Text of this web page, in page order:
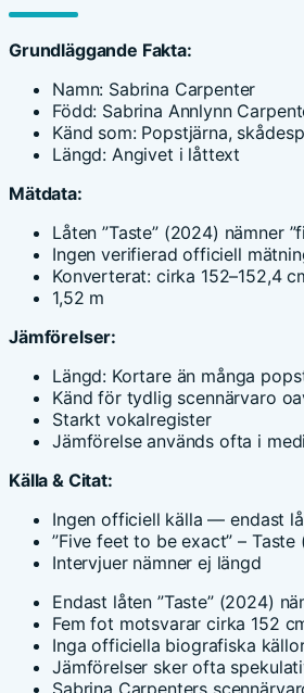
Grundläggande Fakta:
Namn: Sabrina Carpenter
Född: Sabrina Annlynn
Känd som: Popstjärna,
Längd: Angivet i låttext
Mätdata:
Låten ”Taste” (2024) nämner
Ingen verifierad officiell
Konverterat: cirka 152–152,4
1,52 m
Jämförelser:
Längd: Kortare än många
Känd för tydlig scennärvaro
Starkt vokalregister
Jämförelse används ofta i
Källa & Citat:
Ingen officiell källa — endast
”Five feet to be exact” – Taste
Intervjuer nämner ej längd
Endast låten ”Taste” (2024)
Fem fot motsvarar cirka 152
Inga officiella biografiska
Jämförelser sker ofta
Sabrina Carpenters